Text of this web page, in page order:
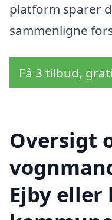
platform sparer
sammenligne
Få 3 tilbud,
Oversigt
Ejby eller